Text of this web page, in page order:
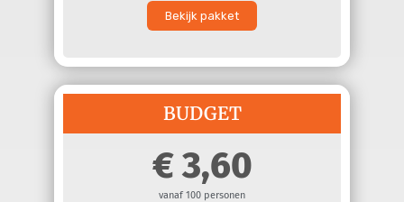
Bekijk pakket
BUDGET
3,60
vanaf 100 personen